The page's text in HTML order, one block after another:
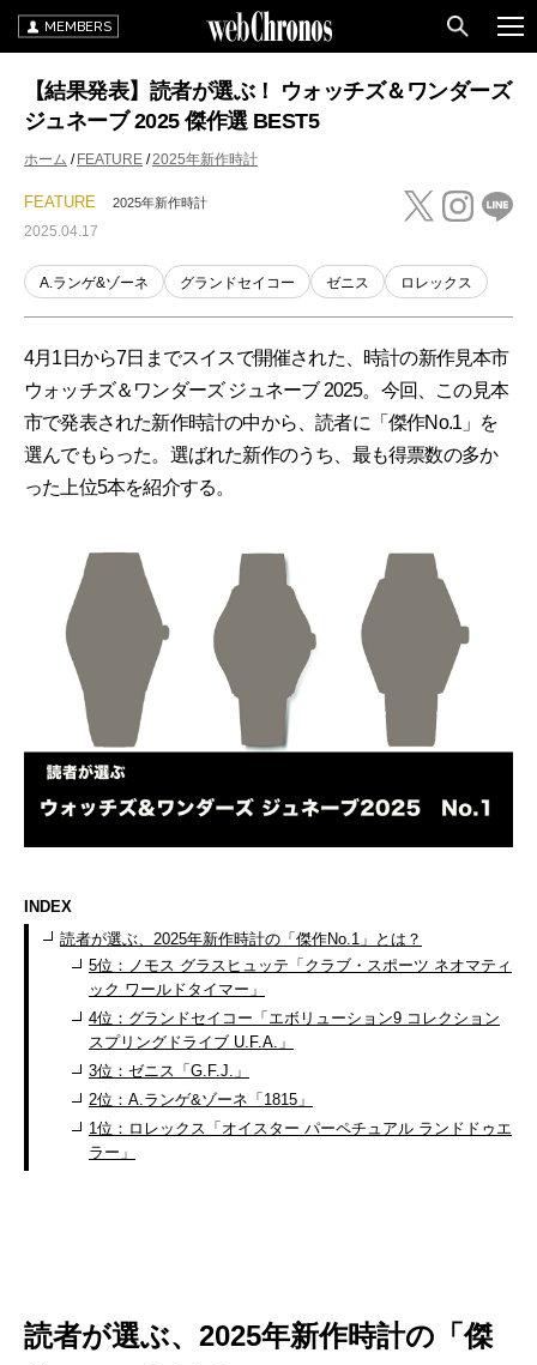
MEMBERS
【結果発表】読者が選ぶ！ ウォッチズ＆ワンダーズ
ジュネーブ 2025 傑作選 BEST5
ホーム FEATURE 2025年新作時計
FEATURE 2025年新作時計
2025.04.17
A.ランゲ&ゾーネ グランドセイコー ゼニス ロレックス
4月1日から7日までスイスで開催された、時計の新作見本市
ウォッチズ＆ワンダーズ ジュネーブ 2025。今回、この見本
市で発表された新作時計の中から、読者に「傑作No.1」を
選んでもらった。選ばれた新作のうち、最も得票数の多か
った上位5本を紹介する。
INDEX
読者が選ぶ、2025年新作時計の「傑作No.1」とは？
5位：ノモス グラスヒュッテ「クラブ・スポーツ ネオマティ
ック ワールドタイマー」
4位：グランドセイコー「エボリューション9 コレクション
スプリングドライブ U.F.A.」
3位：ゼニス「G.F.J.」
2位：A.ランゲ&ゾーネ「1815」
1位：ロレックス「オイスター パーペチュアル ランドドゥエ
ラー」
読者が選ぶ、2025年新作時計の「傑